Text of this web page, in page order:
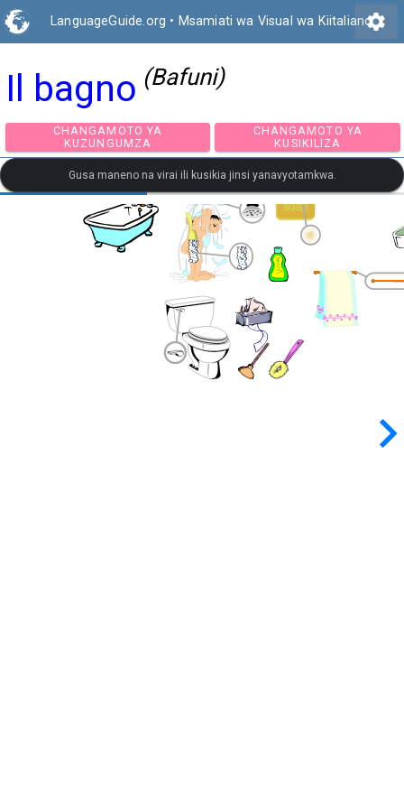
LanguageGuide.org • Msamiati wa Visual wa Kiitalianosettings
Il bagno (Bafuni)
CHANGAMOTO YA
KUZUNGUMZA
CHANGAMOTO
KUSIKILIZA
Gusa maneno na virai ili kusikia jinsi yanavyotamkwa.